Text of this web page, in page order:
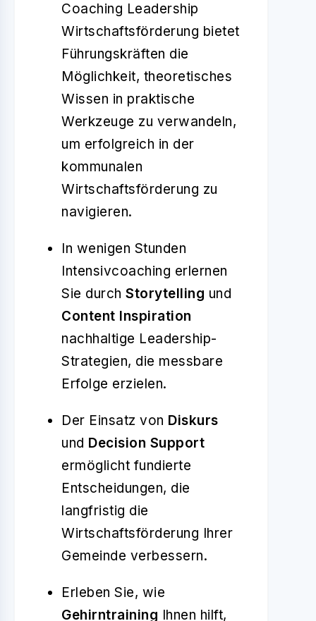
Coaching Leadership
Wirtschaftsförderung bietet
Führungskräften die
Möglichkeit, theoretisches
Wissen in praktische
Werkzeuge zu verwandeln,
um erfolgreich in der
kommunalen
Wirtschaftsförderung zu
navigieren.
In wenigen Stunden
Intensivcoaching erlernen
Sie durch Storytelling und
Content Inspiration
nachhaltige Leadership-
Strategien, die messbare
Erfolge erzielen.
Der Einsatz von Diskurs
und Decision Support
ermöglicht fundierte
Entscheidungen, die
langfristig die
Wirtschaftsförderung Ihrer
Gemeinde verbessern.
Erleben Sie, wie
Gehirntraining Ihnen hilft,